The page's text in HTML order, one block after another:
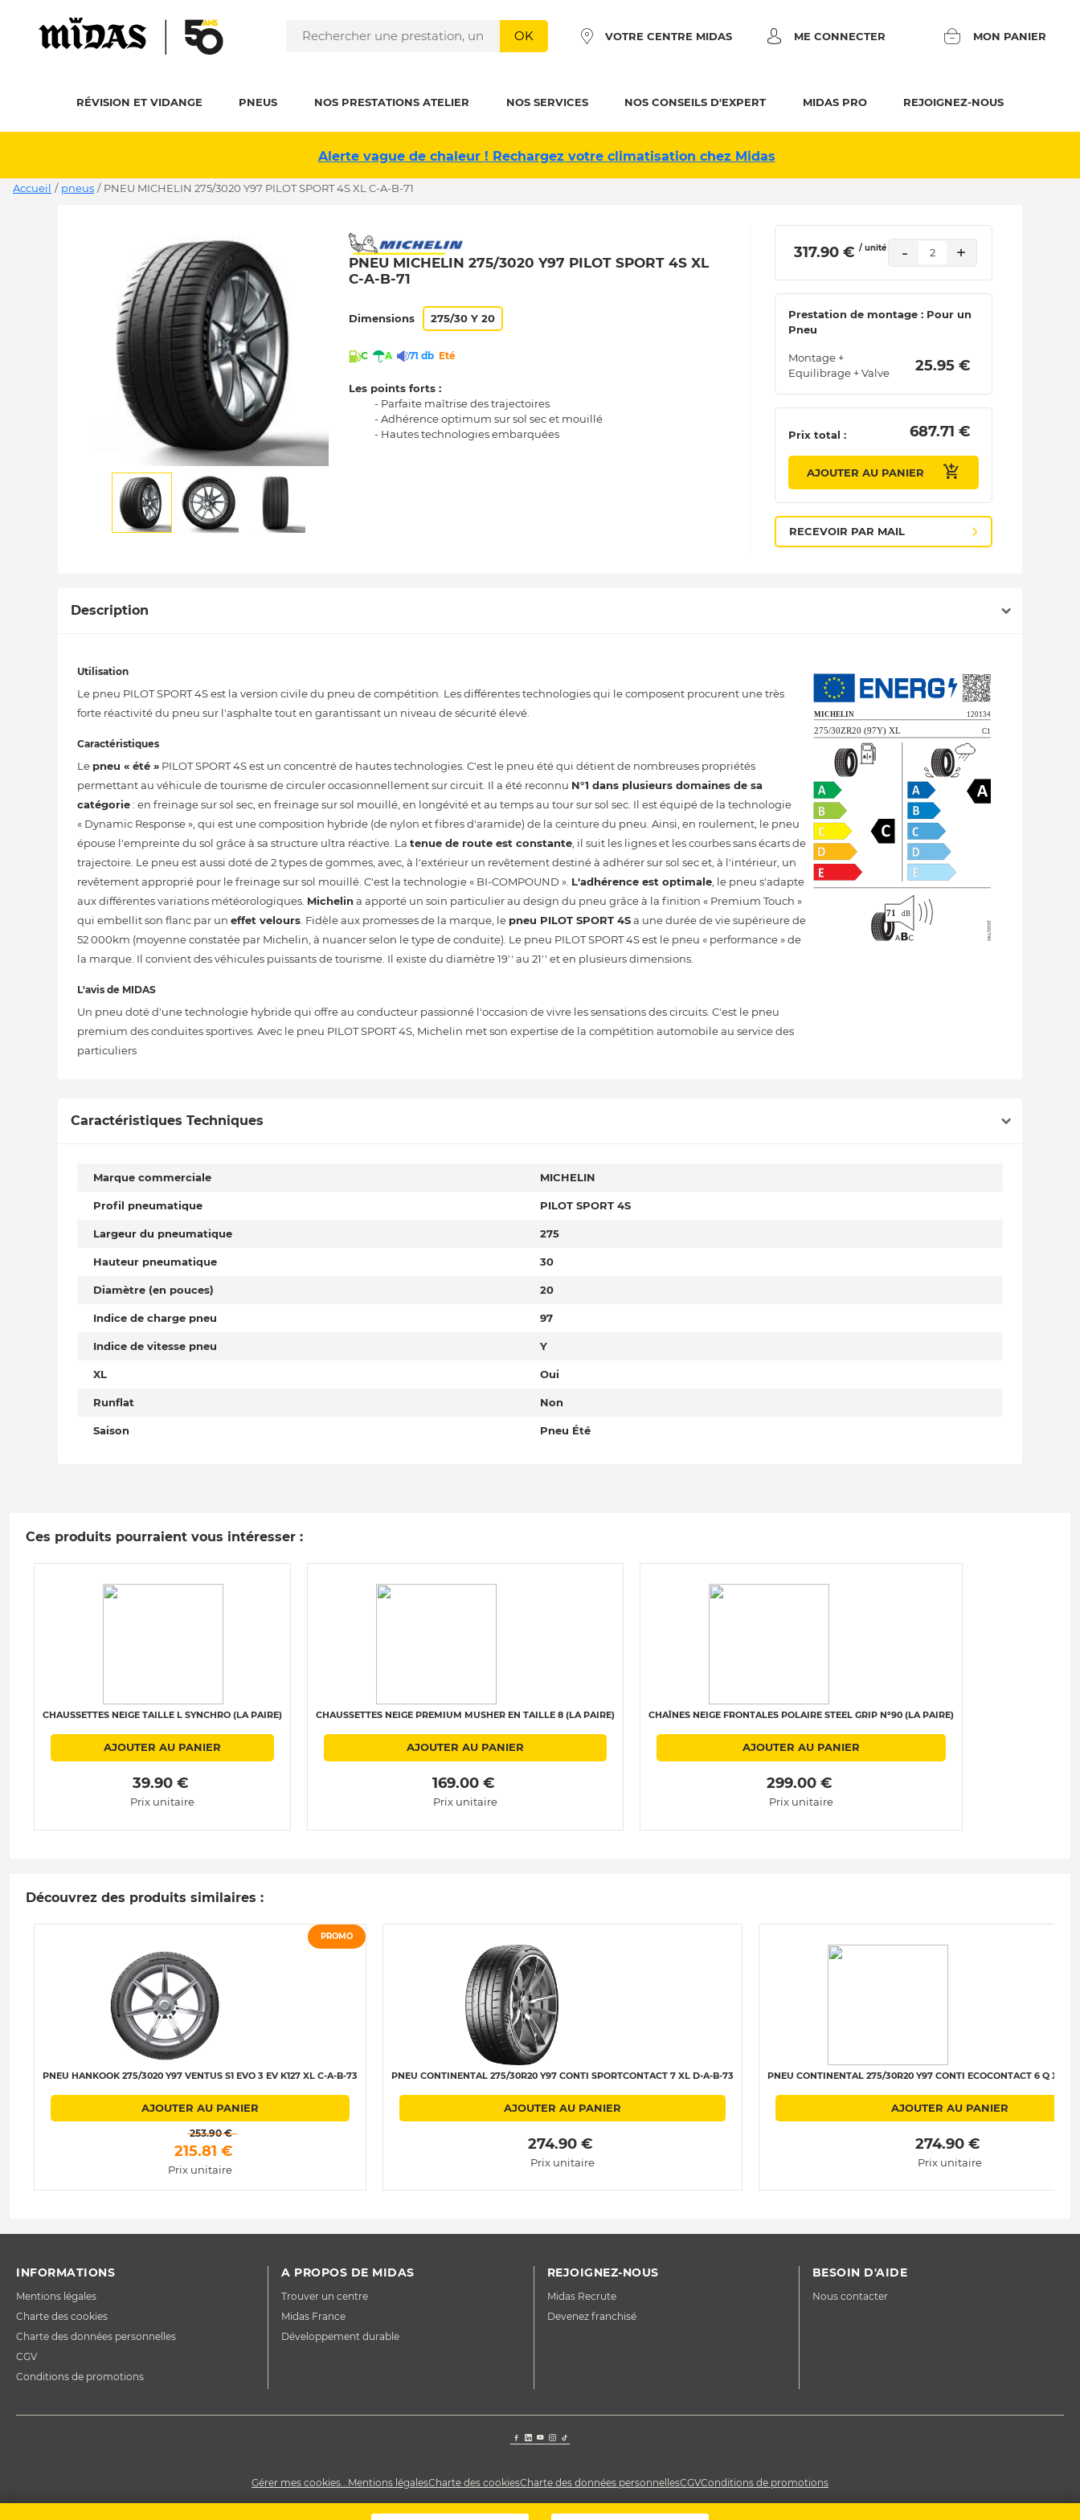
OK VOTRE CENTRE MIDAS ME CONNECTER MON PANIER
RÉVISION ET VIDANGE PNEUS NOS PRESTATIONS ATELIER NOS SERVICES NOS CONSEILS D'EXPERT MIDAS PRO REJOIGNEZ-NOUS
Alerte vague de chaleur ! Rechargez votre climatisation chez Midas
Accueil / pneus / PNEU MICHELIN 275/3020 Y97 PILOT SPORT 4S XL C-A-B-71
PNEU MICHELIN 275/3020 Y97 PILOT SPORT 4S XL
C-A-B-71
Dimensions 275/30 Y 20
C A 71 db Eté
Les points forts :
- Parfaite maîtrise des trajectoires
- Adhérence optimum sur sol sec et mouillé
- Hautes technologies embarquées
317.90 € / unité - 2 +
Prestation de montage : Pour un
Pneu
Montage +
Equilibrage + Valve
25.95 €
Prix total : 687.71 €
AJOUTER AU PANIER
RECEVOIR PAR MAIL
Description
Utilisation
Le pneu PILOT SPORT 4S est la version civile du pneu de compétition. Les différentes technologies qui le composent procurent une très
forte réactivité du pneu sur l'asphalte tout en garantissant un niveau de sécurité élevé.
Caractéristiques
Le pneu « été » PILOT SPORT 4S est un concentré de hautes technologies. C'est le pneu été qui détient de nombreuses propriétés
permettant au véhicule de tourisme de circuler occasionnellement sur circuit. Il a été reconnu N°1 dans plusieurs domaines de sa
catégorie: en freinage sur sol sec, en freinage sur sol mouillé, en longévité et au temps au tour sur sol sec. Il est équipé de la technologie
« Dynamic Response », qui est une composition hybride (de nylon et fibres d'aramide) de la ceinture du pneu. Ainsi, en roulement, le pneu
épouse l'empreinte du sol grâce à sa structure ultra réactive. La tenue de route est constante , il suit les lignes et les courbes sans écarts de
trajectoire. Le pneu est aussi doté de 2 types de gommes, avec, à l'extérieur un revêtement destiné à adhérer sur sol sec et, à l'intérieur, un
revêtement approprié pour le freinage sur sol mouillé. C'est la technologie « BI-COMPOUND ». L'adhérence est optimale , le pneu s'adapte
aux différentes variations météorologiques. Michelin a apporté un soin particulier au design du pneu grâce à la finition « Premium Touch »
qui embellit son flanc par un effet velours . Fidèle aux promesses de la marque, le pneu PILOT SPORT 4Sa une durée de vie supérieure de
52 000km (moyenne constatée par Michelin, à nuancer selon le type de conduite). Le pneu PILOT SPORT 4S est le pneu « performance » de
la marque. Il convient des véhicules puissants de tourisme. Il existe du diamètre 19'' au 21'' et en plusieurs dimensions.
L'avis de MIDAS
Un pneu doté d'une technologie hybride qui offre au conducteur passionné l'occasion de vivre les sensations des circuits. C'est le pneu
premium des conduites sportives. Avec le pneu PILOT SPORT 4S, Michelin met son expertise de la compétition automobile au service des
particuliers
Caractéristiques Techniques
Marque commerciale MICHELIN
Profil pneumatique PILOT SPORT 4S
Largeur du pneumatique 275
Hauteur pneumatique 30
Diamètre (en pouces) 20
Indice de charge pneu 97
Indice de vitesse pneu Y
XL Oui
Runflat Non
Saison Pneu Été
Ces produits pourraient vous intéresser :
CHAUSSETTES NEIGE TAILLE L SYNCHRO (LA PAIRE)
AJOUTER AU PANIER
39.90 €
Prix unitaire
CHAUSSETTES NEIGE PREMIUM MUSHER EN TAILLE 8 (LA PAIRE)
AJOUTER AU PANIER
169.00 €
Prix unitaire
CHAÎNES NEIGE FRONTALES POLAIRE STEEL GRIP N°90 (LA PAIRE)
AJOUTER AU PANIER
299.00 €
Prix unitaire
Découvrez des produits similaires :
PROMO
PNEU HANKOOK 275/3020 Y97 VENTUS S1 EVO 3 EV K127 XL C-A-B-73
AJOUTER AU PANIER
253.90 €
215.81 €
Prix unitaire
PNEU CONTINENTAL 275/30R20 Y97 CONTI SPORTCONTACT 7 XL D-A-B-73
AJOUTER AU PANIER
274.90 €
Prix unitaire
PNEU CONTINENTAL 275/30R20 Y97 CONTI ECOCONTACT 6 Q XL
AJOUTER AU PANIER
274.90 €
Prix unitaire
INFORMATIONS
Mentions légales
Charte des cookies
Charte des données personnelles
CGV
Conditions de promotions
A PROPOS DE MIDAS
Trouver un centre
Midas France
Développement durable
REJOIGNEZ-NOUS
Midas Recrute
Devenez franchisé
BESOIN D'AIDE
Nous contacter
Gérer mes cookies...Mentions légalesCharte des cookiesCharte des données personnellesCGVConditions de promotions